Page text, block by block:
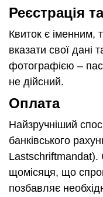
Реєстрація
Квиток є іменним,
вказати свої дані
фотографією –
не дійсний.
Оплата
Найзручніший
банківського
Lastschriftmandat).
щомісяця, що
позбавляє